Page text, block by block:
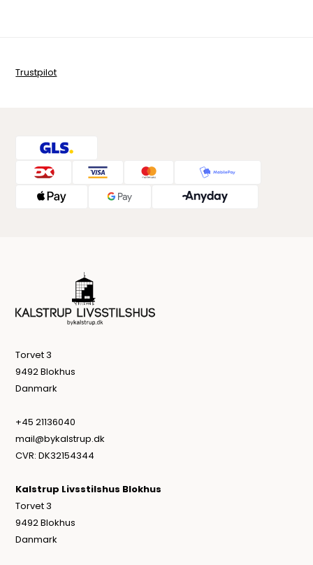
Trustpilot
Torvet 3
9492 Blokhus
Danmark
+45 21136040
mail@bykalstrup.dk
CVR: DK32154344
Kalstrup Livsstilshus Blokhus
Torvet 3
9492 Blokhus
Danmark